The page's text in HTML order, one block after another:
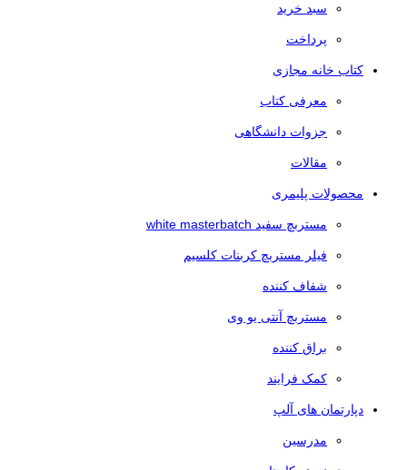
سبد خرید
پرداخت
کتاب خانه مجازی
معرفی کتاب
جزوات دانشگاهی
مقالات
محصولات پلیمری
مستربچ سفید white masterbatch
فیلر مستربچ کربنات کلسیم
شفاف کننده
مستربچ آنتی یو وی
براق کننده
کمک فرایند
دپارتمان های آلپ
مدرسین